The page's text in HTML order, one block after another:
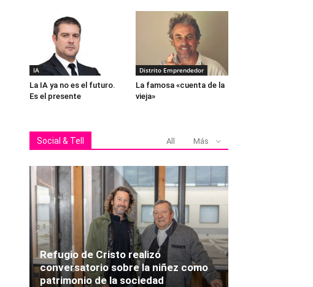
IA
La IA ya no es el futuro.
Es el presente
Distrito Emprendedor
La famosa «cuenta de la
vieja»
Social & Tell All Más
Refugio de Cristo realizó
conversatorio sobre la niñez como
patrimonio de la sociedad